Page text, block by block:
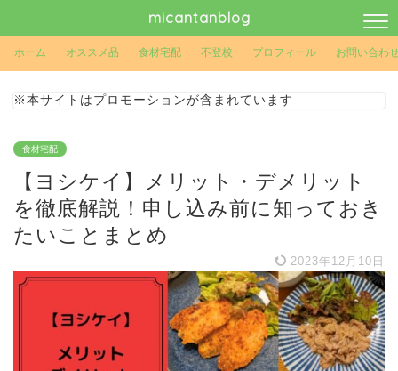
micantanblog
ホーム オススメ品 食材宅配 不登校 プロフィール お問い合わ
※本サイトはプロモーションが含まれています
食材宅配
【ヨシケイ】メリット・デメリット
を徹底解説！申し込み前に知っておき
たいことまとめ
2023年12月10日